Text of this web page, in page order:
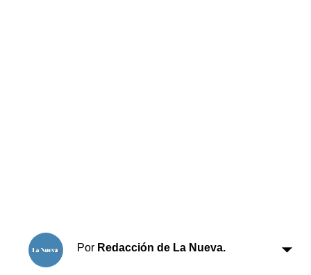
Por Redacción de La Nueva.